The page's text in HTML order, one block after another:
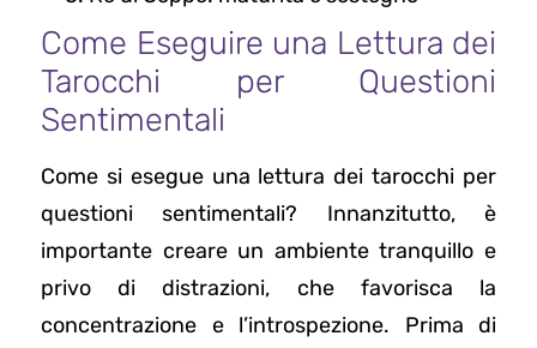
Come Eseguire una Lettura dei
Tarocchi per Questioni
Sentimentali
Come si esegue una lettura dei tarocchi per
questioni sentimentali? Innanzitutto, è
importante creare un ambiente tranquillo e
privo di distrazioni, che favorisca la
concentrazione e l’introspezione. Prima di